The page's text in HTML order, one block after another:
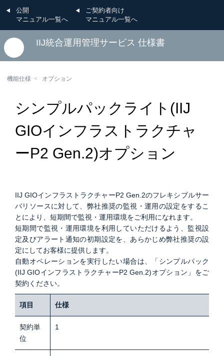
公開
マニュアル一覧へ
ご契約者向け
マニュアル一覧へ
IIJ統合運用管理サービス 仕様書
機能仕様 オプション
シンプルパックライト(IIJ
GIOインフラストラクチャ
ーP2 Gen.2)オプション
IIJ GIOインフラストラクチャーP2 Gen.2のフレキシブルサー
バリソースに対して、弊社推奨の監視・運用の設定をするこ
とにより、短期間で監視・運用環境をご利用になれます。
短期間で監視・運用環境を利用していただけるよう、監視設
定及びアラート通知の初期設定を、あらかじめ弊社推奨の設
定にしてお客様に提供します。
自動オペレーションを実行したい場合は、「シンプルパック
(IIJ GIOインフラストラクチャーP2 Gen.2)オプション」をご
契約ください。
項目 仕様
契約単
位
1